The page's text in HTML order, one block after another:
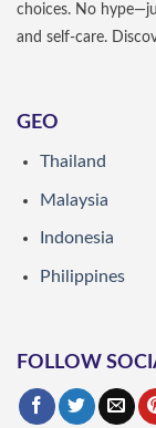
choices. No
and self-care.
GEO
Thailand
Malaysia
Indonesia
Philippines
FOLLOW